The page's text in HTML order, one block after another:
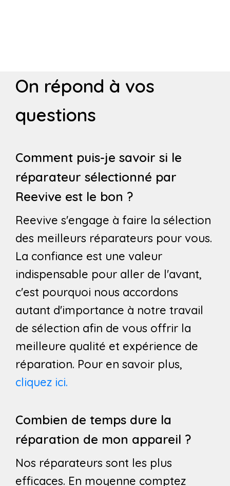
On répond à vos
questions
Comment puis-je savoir si le
réparateur sélectionné par
Reevive est le bon ?
Reevive s'engage à faire la sélection
des meilleurs réparateurs pour vous.
La confiance est une valeur
indispensable pour aller de l'avant,
c'est pourquoi nous accordons
autant d'importance à notre travail
de sélection afin de vous offrir la
meilleure qualité et expérience de
réparation. Pour en savoir plus,
cliquez ici.
Combien de temps dure la
réparation de mon appareil ?
Nos réparateurs sont les plus
efficaces. En moyenne comptez